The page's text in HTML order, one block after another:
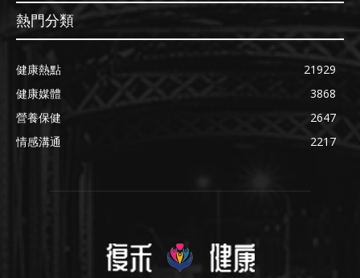
熱門分類
健康熱點
21929
健康媒體
3868
營養保健
2647
情感溝通
2217